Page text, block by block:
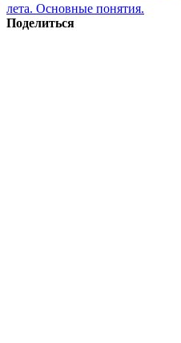
лета. Основные понятия.
Поделиться